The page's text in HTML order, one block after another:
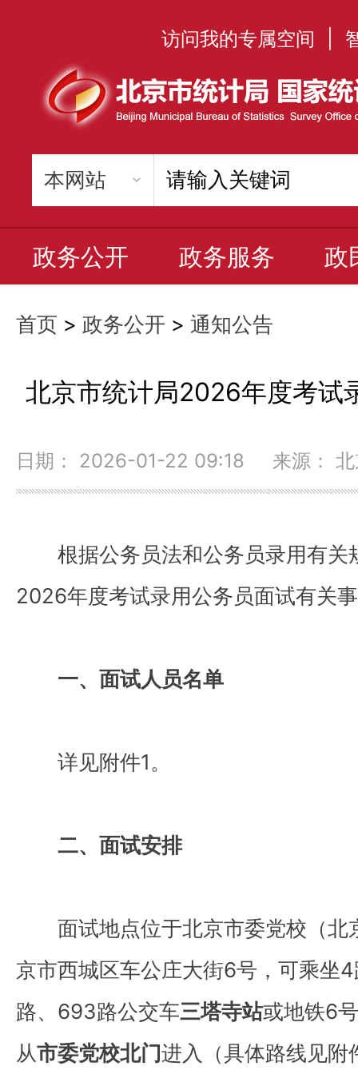
访问我的专属空间
政务公开 政务服务 政
首页 > 政务公开 > 通知公告
北京市统计局2026年度考试
日期： 2026-01-22 09:18 来源： 北
根据公务员法和公务员录用有
2026年度考试录用公务员面试有关
一、面试人员名单
详见附件1。
二、面试安排
面试地点位于北京市委党校（
京市西城区车公庄大街6号，可乘坐
路、693路公交车三塔寺站或地铁6
从市委党校北门进入（具体路线见附